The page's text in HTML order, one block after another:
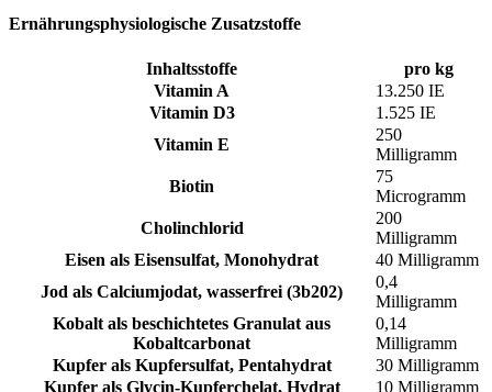
Ernährungsphysiologische Zusatzstoffe
Inhaltsstoffe
pro kg
Vitamin A
13.250 IE
Vitamin D3
1.525 IE
Vitamin E
250
Milligramm
Biotin
75
Microgramm
Cholinchlorid
200
Milligramm
Eisen als Eisensulfat, Monohydrat
40 Milligramm
Jod als Calciumjodat, wasserfrei (3b202)
0,4
Milligramm
Kobalt als beschichtetes Granulat aus
Kobaltcarbonat
0,14
Milligramm
Kupfer als Kupfersulfat, Pentahydrat
30 Milligramm
Kupfer als Glycin-Kupferchelat, Hydrat
10 Milligramm